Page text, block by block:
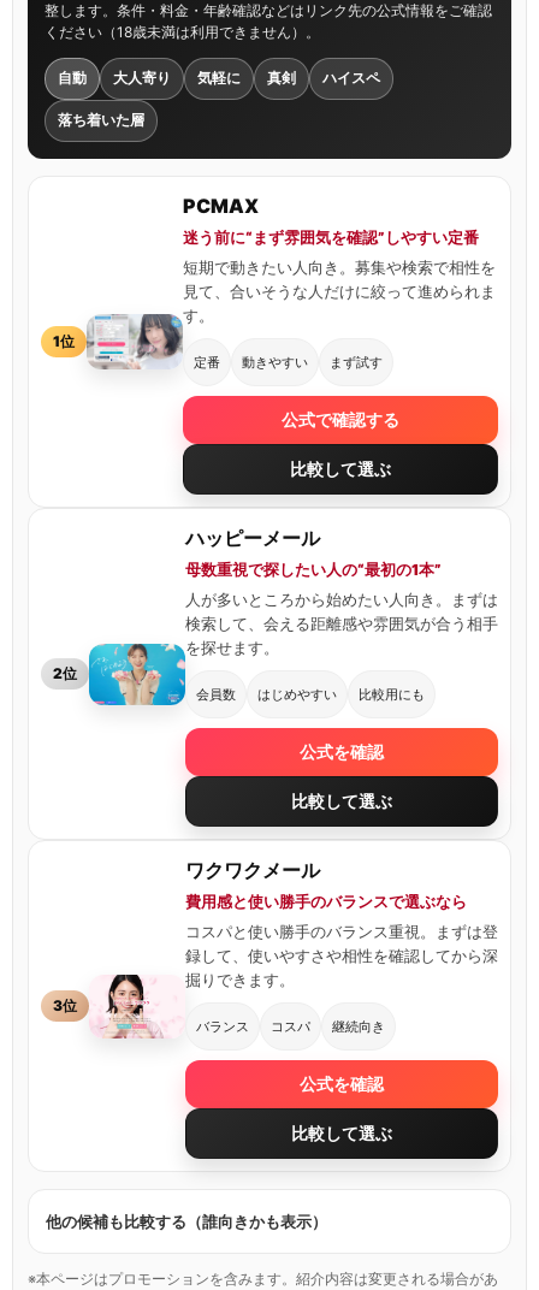
整します。条件・料金・年齢確認などはリンク先の公式情報をご確認
ください（18歳未満は利用できません）。
自動 大人寄り 気軽に 真剣 ハイスペ
落ち着いた層
1位
PCMAX
迷う前に“まず雰囲気を確認”しやすい定番
短期で動きたい人向き。募集や検索で相性を
見て、合いそうな人だけに絞って進められま
す。
定番 動きやすい まず試す
公式で確認する
比較して選ぶ
2位
ハッピーメール
母数重視で探したい人の“最初の1本”
人が多いところから始めたい人向き。まずは
検索して、会える距離感や雰囲気が合う相手
を探せます。
会員数 はじめやすい 比較用にも
公式を確認
比較して選ぶ
3位
ワクワクメール
費用感と使い勝手のバランスで選ぶなら
コスパと使い勝手のバランス重視。まずは登
録して、使いやすさや相性を確認してから深
掘りできます。
バランス コスパ 継続向き
公式を確認
比較して選ぶ
他の候補も比較する（誰向きかも表示）
※本ページはプロモーションを含みます。紹介内容は変更される場合があ